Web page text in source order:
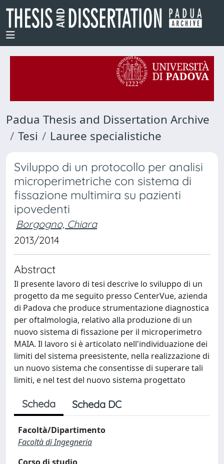
Padua Thesis and Dissertation Archive
Tesi
Lauree specialistiche
Sviluppo di un protocollo per analisi
microperimetriche con sistema di
fissazione multimira su pazienti
ipovedenti
Borgogno, Chiara
2013/2014
Abstract
Il presente lavoro di tesi descrive lo sviluppo di un
progetto da me seguito presso CenterVue, azienda
di Padova che produce strumentazione diagnostica
per oftalmologia, relativo alla produzione di un
nuovo sistema di fissazione per il microperimetro
MAIA. Il lavoro si è articolato nell'individuazione dei
limiti del sistema preesistente, nella realizzazione di
un nuovo sistema che consentisse di superare tali
limiti, e nel test del nuovo sistema progettato
Scheda Scheda DC
Facoltà/Dipartimento
Facoltà di Ingegneria